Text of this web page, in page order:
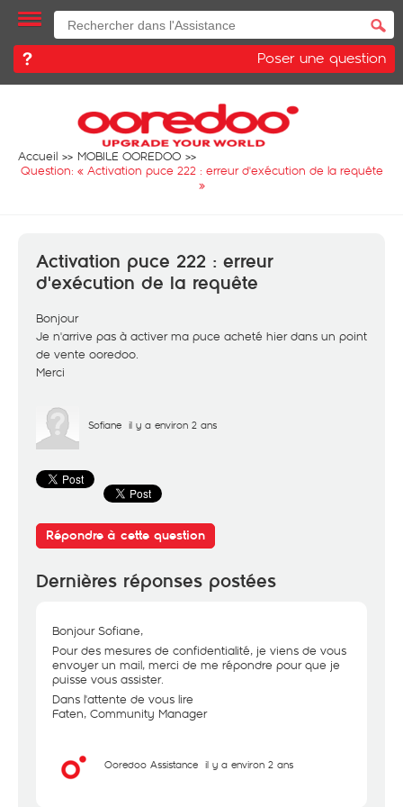
Poser une question
Accueil
MOBILE OOREDOO
Question: « Activation puce 222 : erreur d'exécution de la requête
»
Activation puce 222 : erreur
d'exécution de la requête
Bonjour
Je n'arrive pas à activer ma puce acheté hier dans un point
de vente ooredoo.
Merci
Sofiane il y a environ 2 ans
Répondre à cette question
Dernières réponses postées
Bonjour Sofiane,
Pour des mesures de confidentialité, je viens de vous
envoyer un mail, merci de me répondre pour que je
puisse vous assister.
Dans l'attente de vous lire
Faten, Community Manager
Ooredoo Assistance il y a environ 2 ans